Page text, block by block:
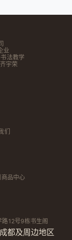
业
法教学
宇荣
们
商品中心
12号9栋书生阁
都及周边地区